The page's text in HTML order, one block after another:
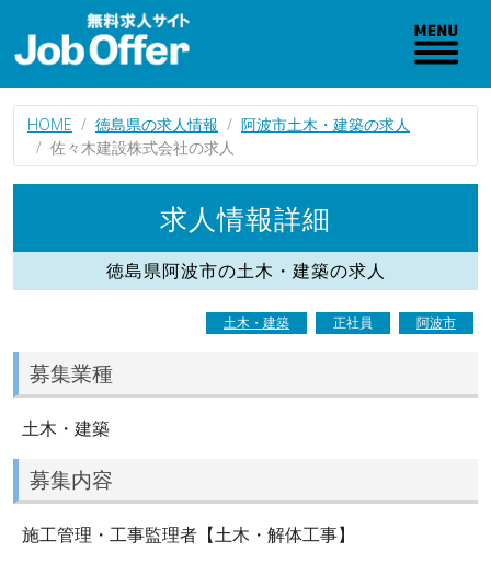
HOME 徳島県の求人情報
阿波市土木・建築の求人
佐々木建設株式会社の求人
求人情報詳細
徳島県阿波市の土木・建築の求人
土木・建築 正社員 阿波市
募集業種
土木・建築
募集内容
施工管理・工事監理者【土木・解体工事】